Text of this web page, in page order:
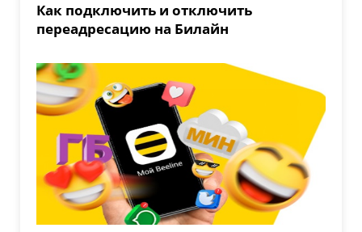
Как подключить и отключить
переадресацию на Билайн